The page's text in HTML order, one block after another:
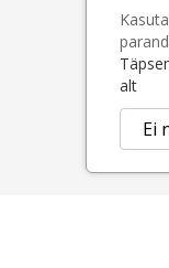
alt
Ei